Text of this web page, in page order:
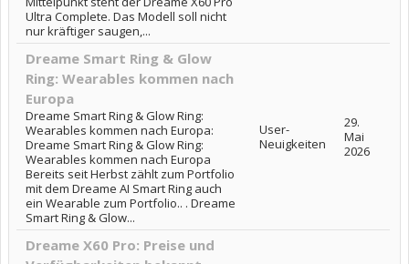
Ultra Complete. Das Modell soll nicht
nur kräftiger saugen,...
Dreame Smart Ring & Glow
Ring: Wearables kommen nach
Europa
Dreame Smart Ring & Glow Ring:
Wearables kommen nach Europa:
Dreame Smart Ring & Glow Ring:
Wearables kommen nach Europa
Bereits seit Herbst zählt zum Portfolio
mit dem Dreame AI Smart Ring auch
ein Wearable zum Portfolio.. . Dreame
Smart Ring & Glow...
User-
Neuigkeiten
29.
Mai
2026
Dreame X60 Pro: Preise und